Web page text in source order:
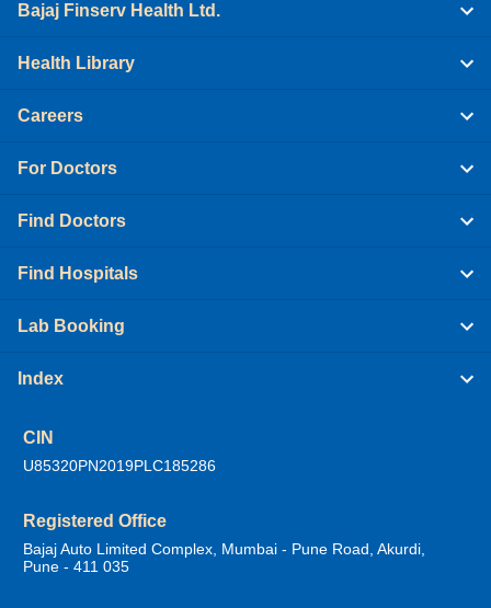
Bajaj Finserv Health Ltd.
Health Library
Careers
For Doctors
Find Doctors
Find Hospitals
Lab Booking
Index
CIN
U85320PN2019PLC185286
Registered Office
Bajaj Auto Limited Complex, Mumbai - Pune Road, Akurdi,
Pune - 411 035